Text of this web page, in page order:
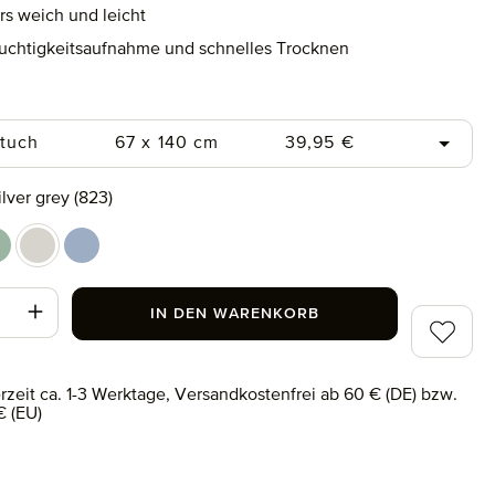
weich und leicht
und schnelles Trocknen
ca. 1-3 Werktage, Versandkostenfrei ab 60 € (DE) bzw.
(EU)
67 x 140 cm Regulärer Preis:
39,95 €
grey (823)
green (651)
silver grey (823)
smoke (436)
Anzahl: Gib den gewünschten Wert
IN DEN WARENKORB Zum